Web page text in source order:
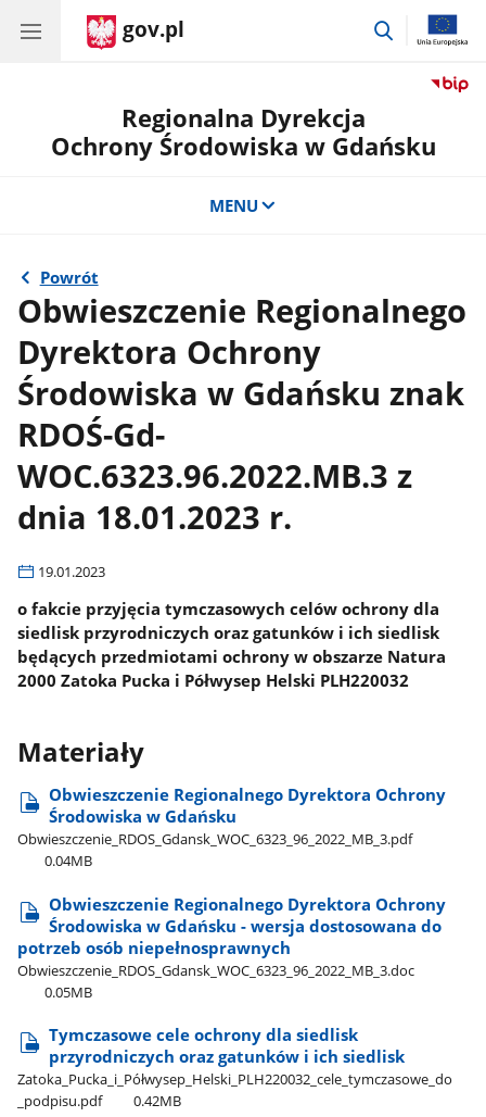
gov.pl
przejdź
Regionalna Dyrekcja
Ochrony Środowiska w Gdańsku
MENU
Powrót
Obwieszczenie Regionalnego
Dyrektora Ochrony
Środowiska w Gdańsku znak
RDOŚ-Gd-
WOC.6323.96.2022.MB.3 z
dnia 18.01.2023 r.
19.01.2023
o fakcie przyjęcia tymczasowych celów ochrony dla
siedlisk przyrodniczych oraz gatunków i ich siedlisk
będących przedmiotami ochrony w obszarze Natura
2000 Zatoka Pucka i Półwysep Helski PLH220032
Materiały
Obwieszczenie Regionalnego Dyrektora Ochrony
Środowiska w Gdańsku
Obwieszczenie​_RDOS​_Gdansk​_WOC​_6323​_96​_2022​_MB​_3.pdf
0.04MB
Obwieszczenie Regionalnego Dyrektora Ochrony
Środowiska w Gdańsku - wersja dostosowana do
potrzeb osób niepełnosprawnych
Obwieszczenie​_RDOS​_Gdansk​_WOC​_6323​_96​_2022​_MB​_3.doc
0.05MB
Tymczasowe cele ochrony dla siedlisk
przyrodniczych oraz gatunków i ich siedlisk
Zatoka​_Pucka​_i​_Półwysep​_Helski​_PLH220032​_cele​_tymczasowe​_do​
_podpisu.pdf
0.42MB